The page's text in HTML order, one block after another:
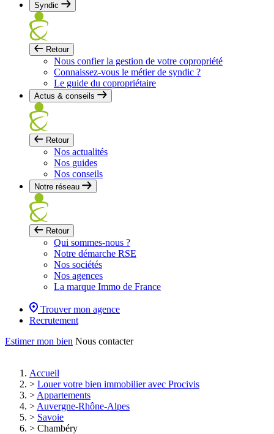
Syndic
Retour
Nous confier la gestion de votre copropriété
Connaissez-vous le métier de syndic ?
Le guide du copropriétaire
Actus & conseils
Retour
Nos actualités
Nos guides
Nos conseils
Notre réseau
Retour
Qui sommes-nous ?
Notre démarche RSE
Nos sociétés
Nos agences
La marque Immo de France
Trouver mon agence
Recrutement
Estimer mon bien Nous contacter
Accueil
> Louer votre bien immobilier avec Procivis
> Appartements
> Auvergne-Rhône-Alpes
> Savoie
> Chambéry